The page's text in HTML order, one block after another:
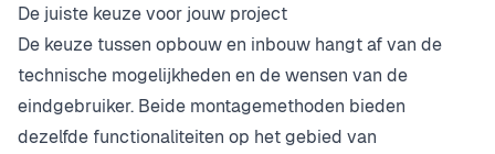
De juiste keuze voor jouw project
De keuze tussen opbouw en inbouw hangt af van de
technische mogelijkheden en de wensen van de
eindgebruiker. Beide montagemethoden bieden
dezelfde functionaliteiten op het gebied van